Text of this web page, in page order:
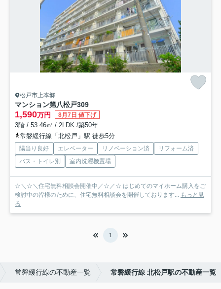
松戸市上本郷
マンション第八松戸309
1,590万円 8月7日 値下げ
3階 / 53.46㎡ / 2LDK /築50年
常磐緩行線「北松戸」駅 徒歩5分
陽当り良好 エレベーター リノベーション済
リフォーム済
バス・トイレ別
室内洗濯機置場
☆＼☆＼住宅無料相談会開催中／☆／☆ はじめてのマイホーム購入をご
検討中の皆様のために、住宅無料相談会を開催しております... もっと見
る
1
常磐緩行線の不動産一覧 常磐緩行線 北松戸駅の不動産一覧